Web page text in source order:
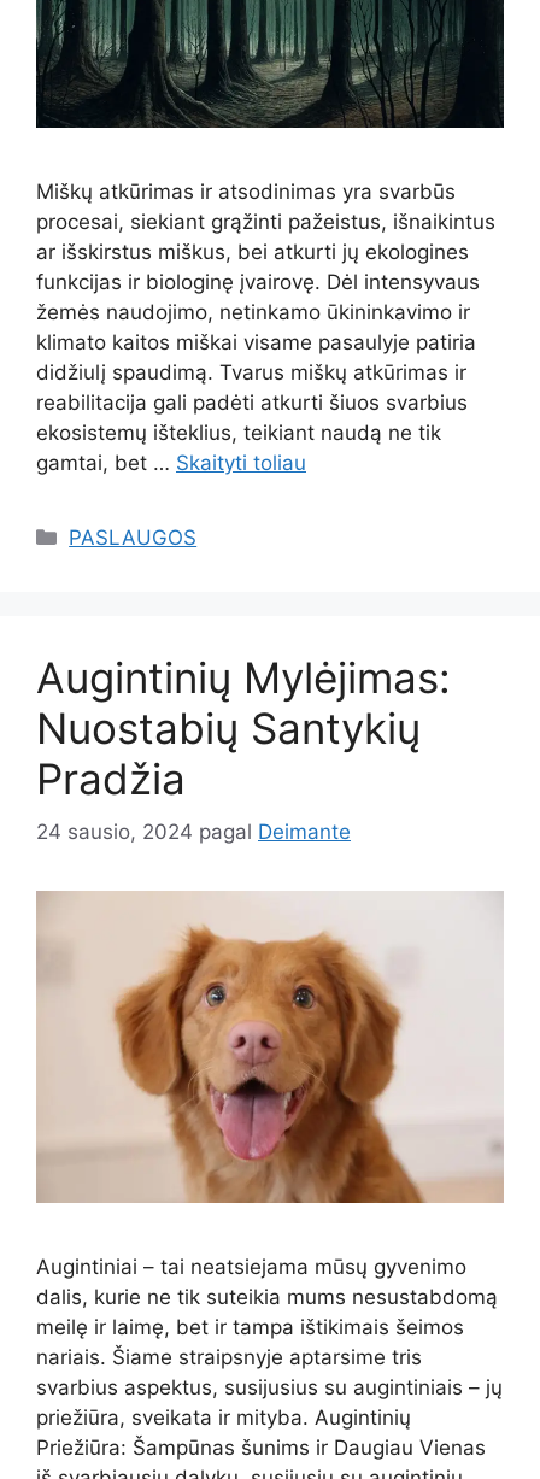
Miškų atkūrimas ir atsodinimas yra svarbūs
procesai, siekiant grąžinti pažeistus, išnaikintus
ar išskirstus miškus, bei atkurti jų ekologines
funkcijas ir biologinę įvairovę. Dėl intensyvaus
žemės naudojimo, netinkamo ūkininkavimo ir
klimato kaitos miškai visame pasaulyje patiria
didžiulį spaudimą. Tvarus miškų atkūrimas ir
reabilitacija gali padėti atkurti šiuos svarbius
ekosistemų išteklius, teikiant naudą ne tik
gamtai, bet … Skaityti toliau
Kategorijos
PASLAUGOS
Augintinių Mylėjimas:
Nuostabių Santykių
Pradžia
24 sausio, 2024 pagal Deimante
Augintiniai – tai neatsiejama mūsų gyvenimo
dalis, kurie ne tik suteikia mums nesustabdomą
meilę ir laimę, bet ir tampa ištikimais šeimos
nariais. Šiame straipsnyje aptarsime tris
svarbius aspektus, susijusius su augintiniais – jų
priežiūra, sveikata ir mityba. Augintinių
Priežiūra: Šampūnas šunims ir Daugiau Vienas